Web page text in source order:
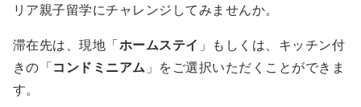
リア親子留学にチャレンジしてみませんか。
滞在先は、現地「 ホームステイ 」もしくは、キッチン付
きの「 コンドミニアム 」をご選択いただくことができま
す。